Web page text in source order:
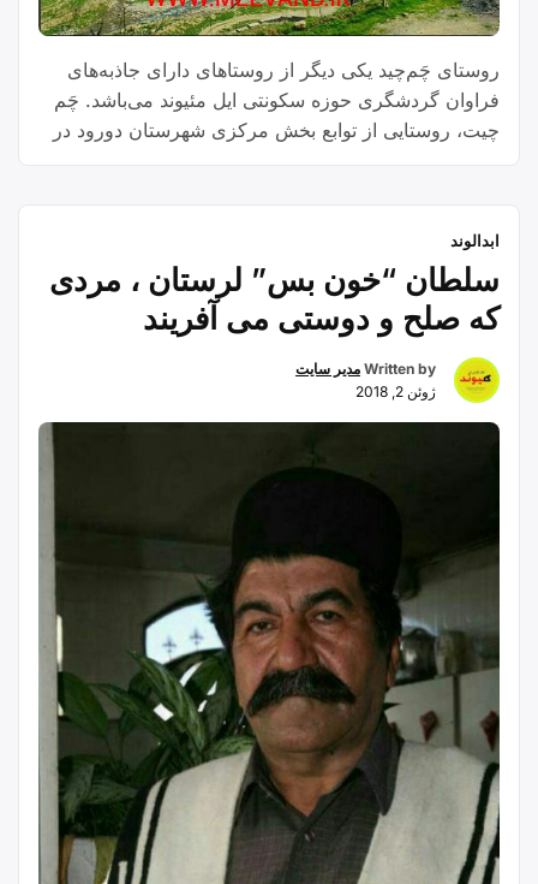
روستای چَم‌چید یکی دیگر از روستاهای دارای جاذبه‌های
فراوان گردشگری حوزه سکونتی ایل مئیوند می‌باشد. چَم
چیت، روستایی از توابع بخش مرکزی شهرستان دورود در
ابدالوند
سلطان “خون بس” لرستان ، مردی
که صلح و دوستی می آفریند
Written by مدیر سایت
ژوئن 2, 2018